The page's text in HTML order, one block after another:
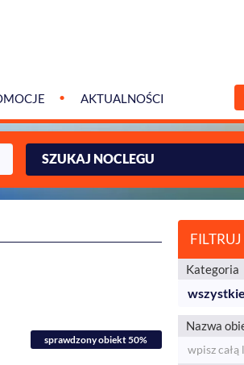
AKTUALNOŚCI
SZUKAJ NOCLEGU
sprawdzony obiekt 50%
Kategoria
Nazwa